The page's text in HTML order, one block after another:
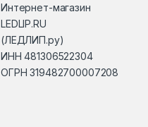
Интернет-магазин
LEDLIP.RU
(ЛЕДЛИП.ру)
ИНН 481306522304
ОГРН 319482700007208